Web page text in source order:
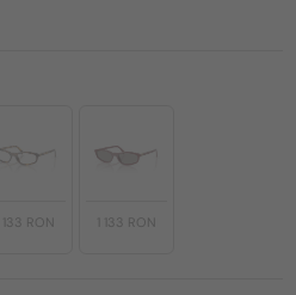
1 133 RON 1 133 RON